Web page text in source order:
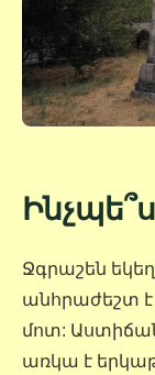
Ջգրաշեն
անհրաժեշտ
մոտ:
առկա է